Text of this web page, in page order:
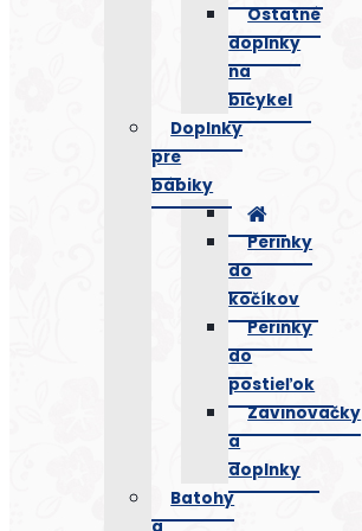
Ostatné
doplnky
na
bicykel
Doplnky
pre
bábiky
Perinky
do
kočíkov
Perinky
do
postieľok
Zavinovačky
a
doplnky
Batohy